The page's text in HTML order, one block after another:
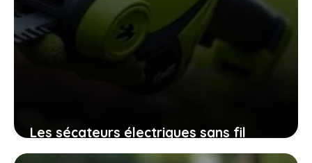
Les sécateurs électriques sans fil
32mm qui révolutionnent l’entretien